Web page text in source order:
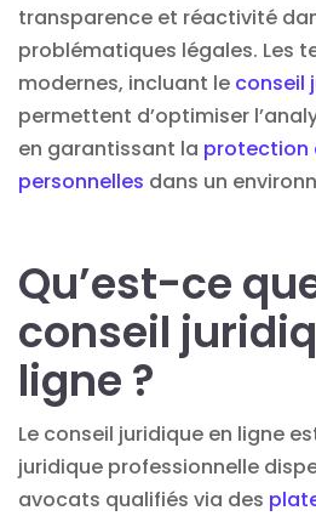
transparence et réactivité
problématiques légales. Les
modernes, incluant le conseil
permettent d’optimiser
en garantissant la protection
personnelles dans un
Qu’est-ce
conseil
ligne ?
Le conseil juridique en ligne
juridique professionnelle
avocats qualifiés via des